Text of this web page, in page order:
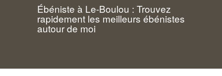
Ébéniste à Le-Boulou : Trouvez
rapidement les meilleurs ébénistes
autour de moi